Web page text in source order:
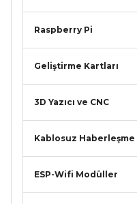
Raspberry Pi
Geliştirme Kartları
3D Yazıcı ve CNC
Kablosuz Haberleşme
ESP-Wifi Modüller